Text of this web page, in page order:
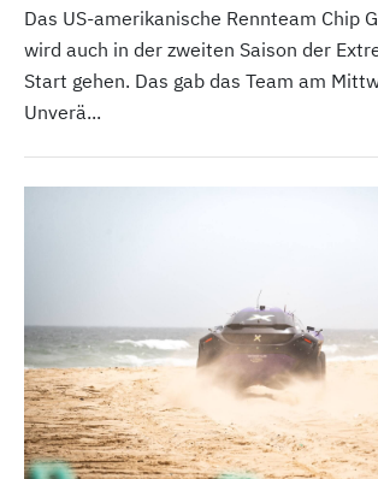
Das US-amerikanische Rennteam Chip
wird auch in der zweiten Saison der
Start gehen. Das gab das Team am
Unverä...